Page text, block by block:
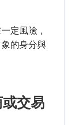
定風險，
的身分與
交易